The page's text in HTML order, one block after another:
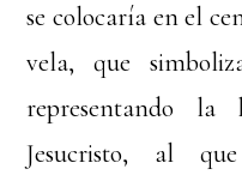
se colocaría en el
vela, que
representando la
Jesucristo, al